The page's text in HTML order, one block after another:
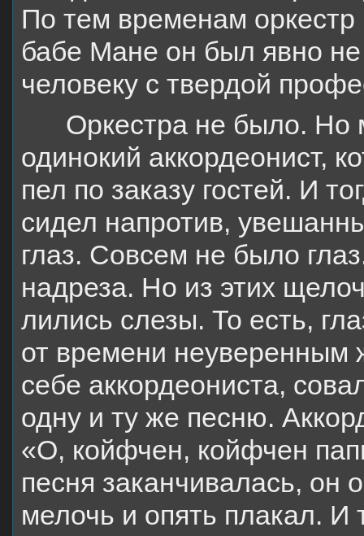
По тем временам
бабе Мане он был явно
человеку с твердой
Оркестра не было. Но
одинокий аккордеонист,
пел по заказу гостей. И
сидел напротив,
глаз. Совсем не было
надреза. Но из этих
лились слезы. То есть,
от времени неуверенным
себе аккордеониста,
одну и ту же песню.
«О, койфчен, койфчен
песня заканчивалась, он
мелочь и опять плакал. И